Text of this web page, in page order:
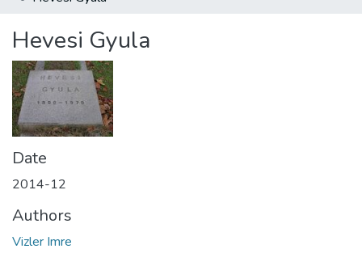
About us
Hevesi Gyula
Date
2014-12
Authors
Vizler Imre